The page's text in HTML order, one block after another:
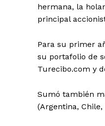
hermana, la
principal
Para su primer
su portafolio de
Turecibo.com y
Sumó también
(Argentina,